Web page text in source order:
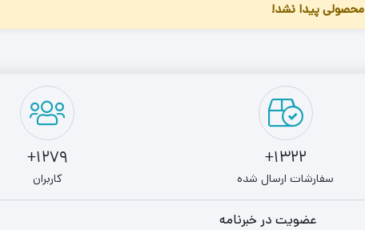
محصولی پیدا نشد!
1322+
سفارشات ارسال شده
1279+
کاربران
عضویت در خبرنامه